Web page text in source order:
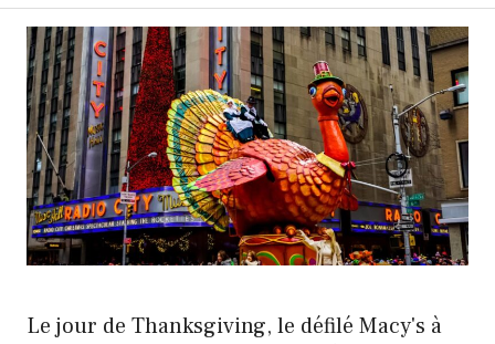
Le jour de Thanksgiving, le défilé Macy's à